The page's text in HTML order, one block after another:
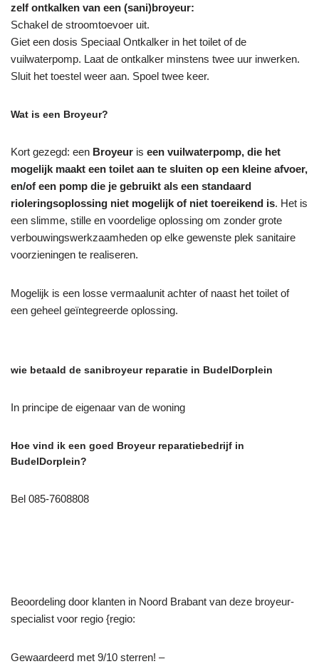
zelf ontkalken van een (sani)broyeur:
Schakel de stroomtoevoer uit.
Giet een dosis Speciaal Ontkalker in het toilet of de
vuilwaterpomp. Laat de ontkalker minstens twee uur inwerken.
Sluit het toestel weer aan. Spoel twee keer.
Wat is een Broyeur?
Kort gezegd: een Broyeur is een vuilwaterpomp, die het
mogelijk maakt een toilet aan te sluiten op een kleine afvoer,
en/of een pomp die je gebruikt als een standaard
rioleringsoplossing niet mogelijk of niet toereikend is. Het is
een slimme, stille en voordelige oplossing om zonder grote
verbouwingswerkzaamheden op elke gewenste plek sanitaire
voorzieningen te realiseren.
Mogelijk is een losse vermaalunit achter of naast het toilet of
een geheel geïntegreerde oplossing.
wie betaald de sanibroyeur reparatie in BudelDorplein
In principe de eigenaar van de woning
Hoe vind ik een goed Broyeur reparatiebedrijf in
BudelDorplein?
Bel 085-7608808
Beoordeling door klanten in Noord Brabant van deze broyeur-
specialist voor regio {regio:
Gewaardeerd met 9/10 sterren! –